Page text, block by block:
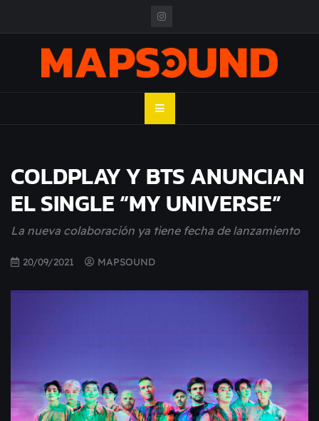
MAPSOUND
COLDPLAY Y BTS ANUNCIAN
EL SINGLE “MY UNIVERSE”
La nueva colaboración ya tiene fecha de lanzamiento
20/09/2021 MAPSOUND